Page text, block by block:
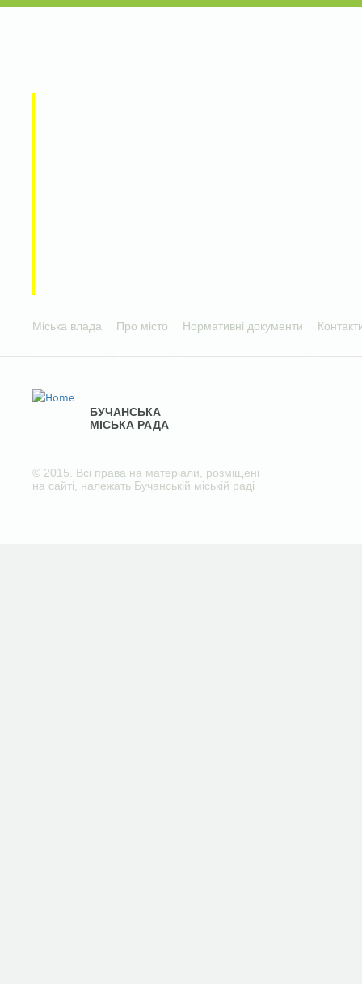
Міська влада Про місто Нормативні документи
БУЧАНСЬКА
МІСЬКА РАДА
© 2015. Всі права на матеріали, розміщені
на сайті, належать Бучанській міській раді